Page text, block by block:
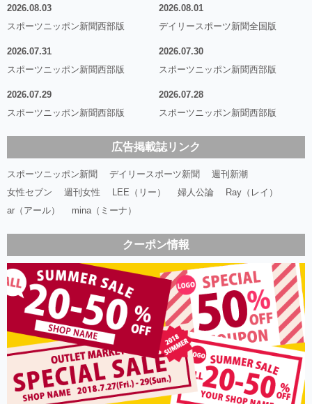
2026.08.03
スポーツニッポン新聞西部版
2026.08.01
デイリースポーツ新聞全国版
2026.07.31
スポーツニッポン新聞西部版
2026.07.30
スポーツニッポン新聞西部版
2026.07.29
スポーツニッポン新聞西部版
2026.07.28
スポーツニッポン新聞西部版
広告掲載誌リンク
スポーツニッポン新聞 デイリースポーツ新聞
週刊新潮
女性セブン
週刊女性 LEE（リー） 婦人公論
Ray（レイ）
ar（アール）
mina（ミーナ）
クーポン情報